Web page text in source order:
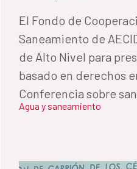
El Fondo de
Saneamiento de
de Alto Nivel para
basado en derechos
Conferencia sobre
Agua y saneamiento